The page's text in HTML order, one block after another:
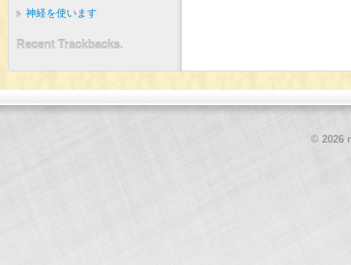
神経を使います
Recent Trackbacks.
© 2026